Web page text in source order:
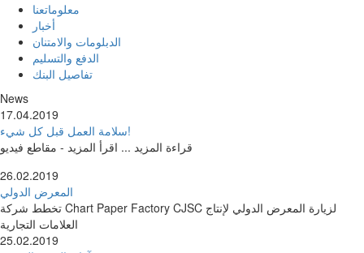
معلوماتعنا
أخبار
الدبلومات والامتنان
الدفع والتسليم
تفاصيل البنك
News
17.04.2019
سلامة العمل قبل كل شيء!
قراءة المزيد ... اقرأ المزيد - مقاطع فيديو
26.02.2019
المعرض الدولي
تخطط شركة Chart Paper Factory CJSC لزيارة المعرض الدولي لإنتاج
العلامات التجارية
25.02.2019